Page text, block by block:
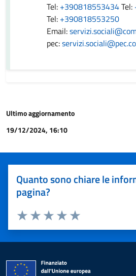
Tel: +390818553434Tel:
Tel: +390818553250
Email:
pec:
Ultimo aggiornamento
19/12/2024, 16:10
Quanto sono chiare le
pagina?
Valuta 5 stelle su 5
Valuta 4 stelle su 5
Valuta 3 stelle su 5
Valuta 2 stelle su 5
Valuta 1 stelle su 5